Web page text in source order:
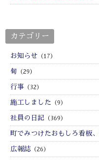
カテゴリー
お知らせ （17）
旬 （29）
行事 （32）
施工しました （9）
社員の日記 （369）
町でみつけたおもしろ看板
広報誌 （26）